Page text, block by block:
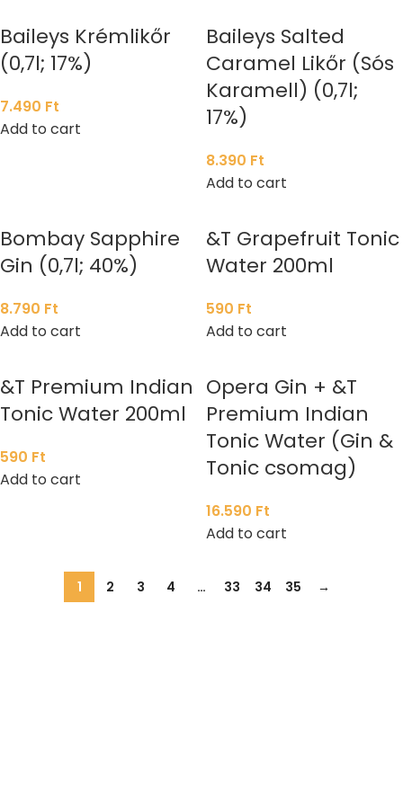
Baileys Krémlikőr
(0,7l; 17%)
7.490 Ft
Add to cart
Baileys Salted
Caramel Likőr (Sós
Karamell) (0,7l;
17%)
8.390 Ft
Add to cart
Bombay Sapphire
Gin (0,7l; 40%)
8.790 Ft
Add to cart
&T Grapefruit Tonic
Water 200ml
590 Ft
Add to cart
&T Premium Indian
Tonic Water 200ml
590 Ft
Add to cart
Opera Gin + &T
Premium Indian
Tonic Water (Gin &
Tonic csomag)
16.590 Ft
Add to cart
1 2 3 4 … 33 34 35 →